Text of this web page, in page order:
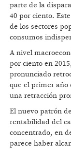
parte de la
40 por ciento.
de los sectores
consumos
A nivel
por ciento en
pronunciado
que el primer año
una retracción
El nuevo patrón
rentabilidad del
concentrado, en
parece haber